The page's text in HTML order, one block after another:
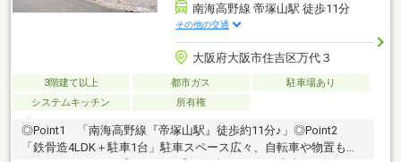
南海高野線 帝塚山駅 徒歩11分
その他の交通
大阪府大阪市住吉区万代３
3階建て以上 都市ガス
駐車場あり
システムキッチン
所有権
◎Point1 「南海高野線『帝塚山駅』徒歩約11分♪」◎Point2
「鉄骨造4LDK＋駐車1台」駐車スペース広々、自転車や物置も置